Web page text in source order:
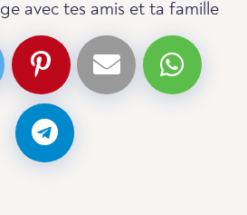
avec tes amis et ta famille